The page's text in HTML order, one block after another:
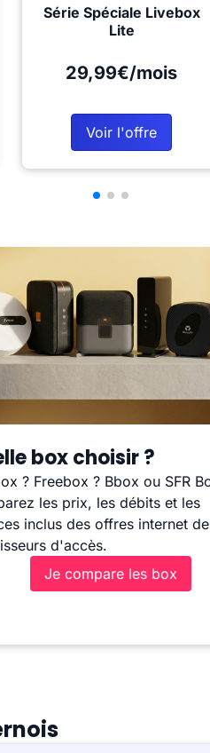
Série Spéciale Livebox
Lite
29,99€/mois
Voir l'offre
box choisir ?
? Freebox ? Bbox ou SFR
les prix, les débits et les
inclus des offres internet
d'accès.
Je compare les box